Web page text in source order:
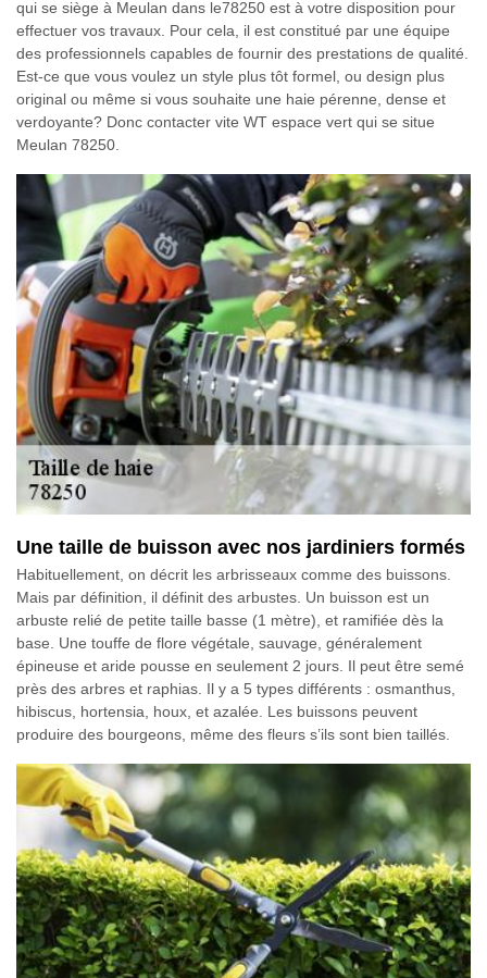
qui se siège à Meulan dans le78250 est à votre disposition pour
effectuer vos travaux. Pour cela, il est constitué par une équipe
des professionnels capables de fournir des prestations de qualité.
Est-ce que vous voulez un style plus tôt formel, ou design plus
original ou même si vous souhaite une haie pérenne, dense et
verdoyante? Donc contacter vite WT espace vert qui se situe
Meulan 78250.
Une taille de buisson avec nos jardiniers formés
Habituellement, on décrit les arbrisseaux comme des buissons.
Mais par définition, il définit des arbustes. Un buisson est un
arbuste relié de petite taille basse (1 mètre), et ramifiée dès la
base. Une touffe de flore végétale, sauvage, généralement
épineuse et aride pousse en seulement 2 jours. Il peut être semé
près des arbres et raphias. Il y a 5 types différents : osmanthus,
hibiscus, hortensia, houx, et azalée. Les buissons peuvent
produire des bourgeons, même des fleurs s’ils sont bien taillés.